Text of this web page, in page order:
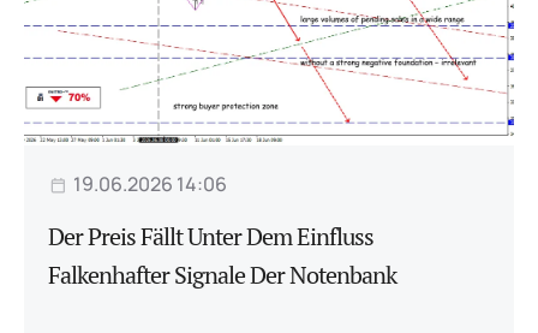
19.06.2026 14:06
Der Preis Fällt Unter Dem Einfluss
Falkenhafter Signale Der Notenbank